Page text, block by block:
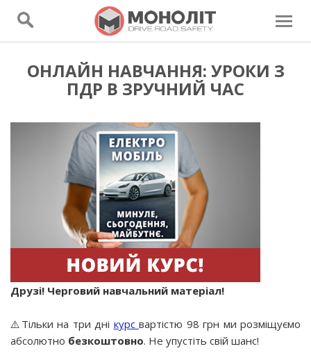
ОНЛАЙН НАВЧАННЯ: УРОКИ З
ПДР В ЗРУЧНИЙ ЧАС
Друзі! Черговий навчальний матеріал!
⚠️Тільки на три дні курс вартістю 98 грн ми розміщуємо
абсолютно безкоштовно. Не упустіть свій шанс!